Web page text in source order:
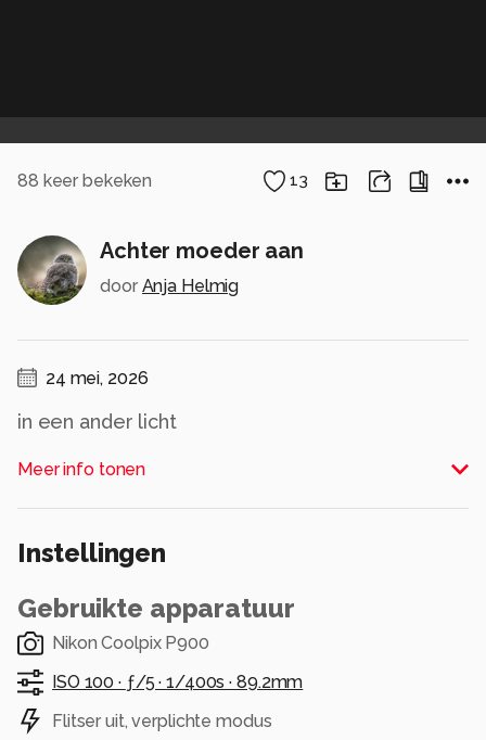
88 keer bekeken 13
Achter moeder aan
door Anja Helmig
24 mei, 2026
in een ander licht
Alle rechten voorbehouden
Meer info tonen
Instellingen
Gebruikte apparatuur
Nikon Coolpix P900
ISO 100 · ƒ/5 ·1/400s ·89.2mm
Flitser uit, verplichte modus